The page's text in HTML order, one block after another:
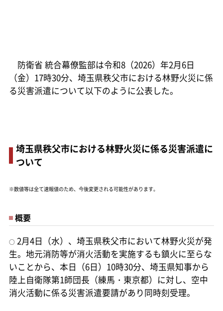
防衛省 統合幕僚監部は令和8（2026）年2月6日
（金）17時30分、埼玉県秩父市における林野火災に係
る災害派遣について以下のように公表した。
埼玉県秩父市における林野火災に係る災害派遣に
ついて
※数値等は全て速報値のため、今後変更される可能性があります。
概要
○2月4日（水）、埼玉県秩父市において林野火災が発
生。地元消防等が消火活動を実施するも鎮火に至らな
いことから、本日（6日）10時30分、埼玉県知事から
陸上自衛隊第1師団長（練馬・東京都）に対し、空中
消火活動に係る災害派遣要請があり同時刻受理。